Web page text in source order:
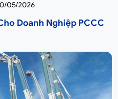
05/2026
Doanh Nghiệp PCCC